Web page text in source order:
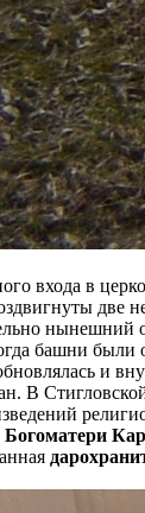
входа в
две
нынешний
башни были
и
В
Богоматери